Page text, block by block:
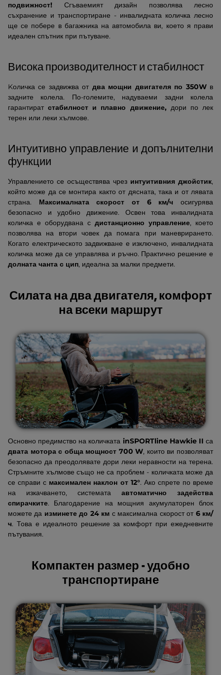
подвижност! Сгъваемият дизайн позволява лесно
съхранение и транспортиране - инвалидната количка лесно
ще се побере в багажника на автомобила ви, което я прави
идеален спътник при пътуване.
Висока производителност и стабилност
Kоличка се задвижва от два мощни двигателя по 350Wв
задните колела. По-големите, надуваеми задни колела
гарантиратстабилност и плавно движение, дори по лек
терен или леки хълмове.
Интуитивно управление и допълнителни
функции
Управлението се осъществява чрез интуитивния джойстик,
който може да се монтира както от дясната, така и от лявата
страна. Максималната скорост от 6 км/ч осигурява
безопасно и удобно движение. Освен това инвалидната
количка е оборудвана с дистанционно управление, което
позволява на втори човек да помага при маневрирането.
Когато електрическото задвижване е изключено, инвалидната
количка може да се управлява и ръчно. Практично решение е
долната чанта с цип, идеална за малки предмети.
Силата на два двигателя, комфорт
на всеки маршрут
Основно предимство на количката inSPORTline Hawkie IIса
двата мотора с обща мощност 700 W, които ви позволяват
безопасно да преодолявате дори леки неравности на терена.
Стръмните хълмове също не са проблем - количката може да
се справи с максимален наклон от 12°. Ако спрете по време
на изкачването, системата автоматично задейства
спирачките. Благодарение на мощния акумулаторен блок
можете да изминете до 24 км с максимална скорост от 6 км/
ч. Това е идеалното решение за комфорт при ежедневните
пътувания.
Компактен размер - удобно
транспортиране